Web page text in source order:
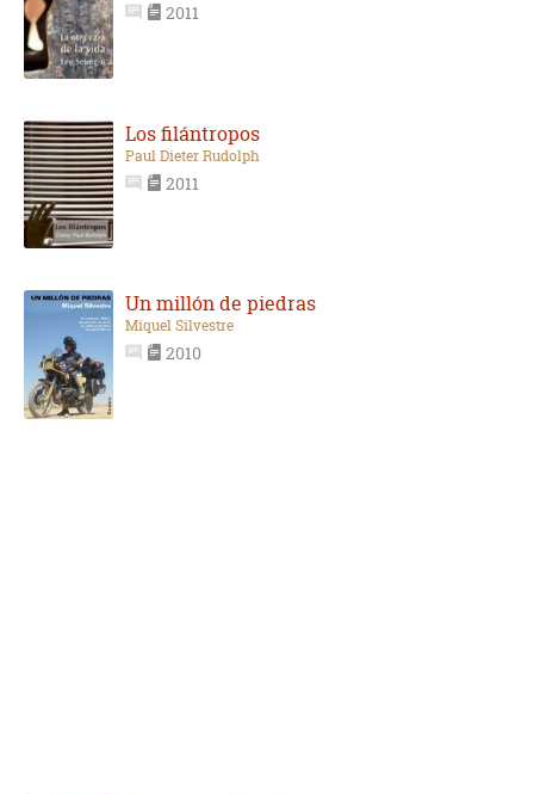
2011
Los filántropos
Paul Dieter Rudolph
2011
Un millón de piedras
Miquel Silvestre
2010